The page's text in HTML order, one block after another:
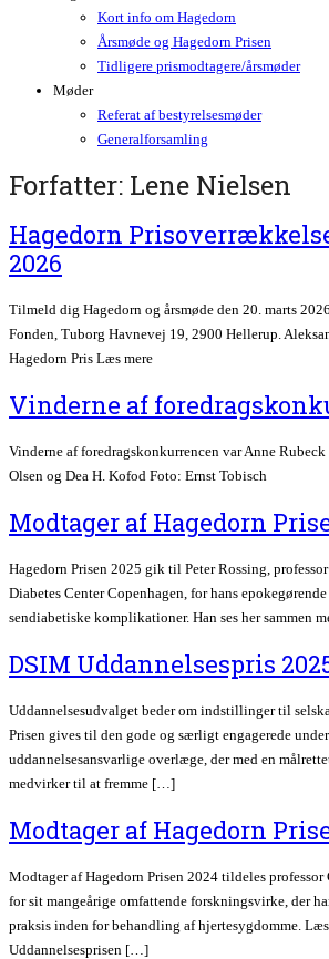
Kort info om Hagedorn
Årsmøde og Hagedorn Prisen
Tidligere prismodtagere/årsmøder
Møder
Referat af bestyrelsesmøder
Generalforsamling
Forfatter: Lene Nielsen
Hagedorn
2026
Tilmeld dig Hagedorn og årsmøde den 20. marts
Fonden, Tuborg Havnevej 19, 2900 Hellerup.
Hagedorn Pris Læs mere
Vinderne af
Vinderne af foredragskonkurrencen var Anne
Olsen og Dea H. Kofod Foto: Ernst Tobisch
Modtager af Hagedorn
Hagedorn Prisen 2025 gik til Peter Rossing,
Diabetes Center Copenhagen, for hans
sendiabetiske komplikationer. Han ses her sammen
DSIM Uddannelsespris
Uddannelsesudvalget beder om indstillinger til
Prisen gives til den gode og særligt engagerede
uddannelsesansvarlige overlæge, der med en
medvirker til at fremme […]
Modtager af Hagedorn
Modtager af Hagedorn Prisen 2024 tildeles professor
for sit mangeårige omfattende forskningsvirke, der
praksis inden for behandling af hjertesygdomme. Læs
Uddannelsesprisen […]